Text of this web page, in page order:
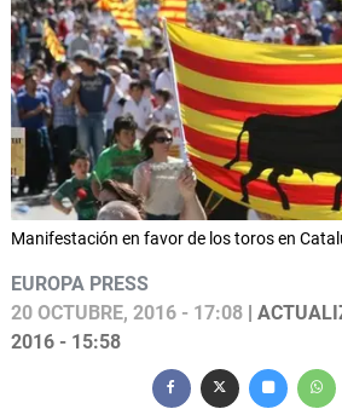
Manifestación en favor de los toros en
EUROPA PRESS
20 OCTUBRE, 2016 - 17:08 |
2016 - 15:58